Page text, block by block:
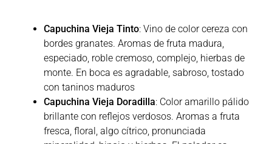
Capuchina Vieja Tinto: Vino de color cereza con
bordes granates. Aromas de fruta madura,
especiado, roble cremoso, complejo, hierbas de
monte. En boca es agradable, sabroso, tostado
con taninos maduros
Capuchina Vieja Doradilla: Color amarillo pálido
brillante con reflejos verdosos. Aromas a fruta
fresca, floral, algo cítrico, pronunciada